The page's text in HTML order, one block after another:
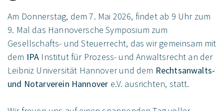
Am Donnerstag, dem 7. Mai 2026, findet ab 9 Uhr zum
9. Mal das Hannoversche Symposium zum
Gesellschafts- und Steuerrecht, das wir gemeinsam mit
dem IPA Institut für Prozess- und Anwaltsrecht an der
Leibniz Universität Hannover und dem Rechtsanwalts-
und Notarverein Hannover e.V. ausrichten, statt.